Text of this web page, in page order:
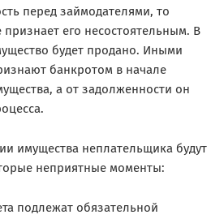
перед займодателями, то
признает его несостоятельным. В
будет продано. Иными
банкротом в начале
а от задолженности он
имущества неплательщика будут
неприятные моменты:
подлежат обязательной